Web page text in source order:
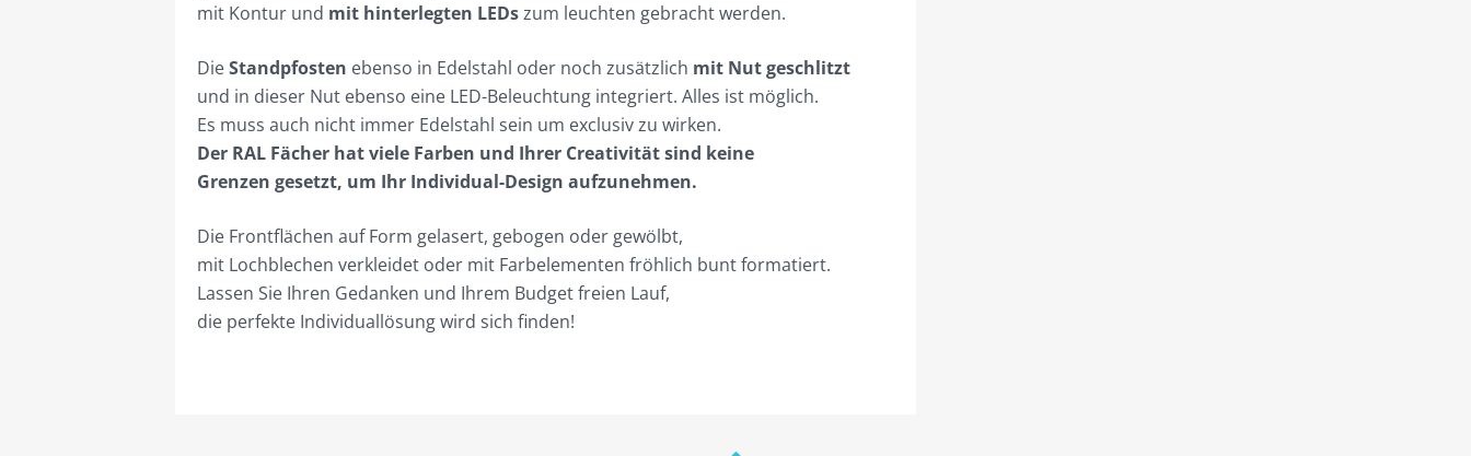
mit Kontur und mit hinterlegten LEDszum leuchten gebracht werden.
DieStandpfosten ebenso in Edelstahl oder noch zusätzlich mit Nut geschlitzt
und in dieser Nut ebenso eine LED-Beleuchtung integriert. Alles ist möglich.
Es muss auch nicht immer Edelstahl sein um exclusiv zu wirken.
Der RAL Fächer hat viele Farben und Ihrer Creativität sind keine
Grenzen gesetzt, um Ihr Individual-Design aufzunehmen.
Die Frontflächen auf Form gelasert, gebogen oder gewölbt,
mit Lochblechen verkleidet oder mit Farbelementen fröhlich bunt formatiert.
Lassen Sie Ihren Gedanken und Ihrem Budget freien Lauf,
die perfekte Individuallösung wird sich finden!